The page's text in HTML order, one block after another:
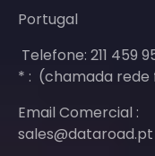
Portugal
Telefone: 211 459
* : (chamada rede
Email Comercial :
sales@dataroad.pt